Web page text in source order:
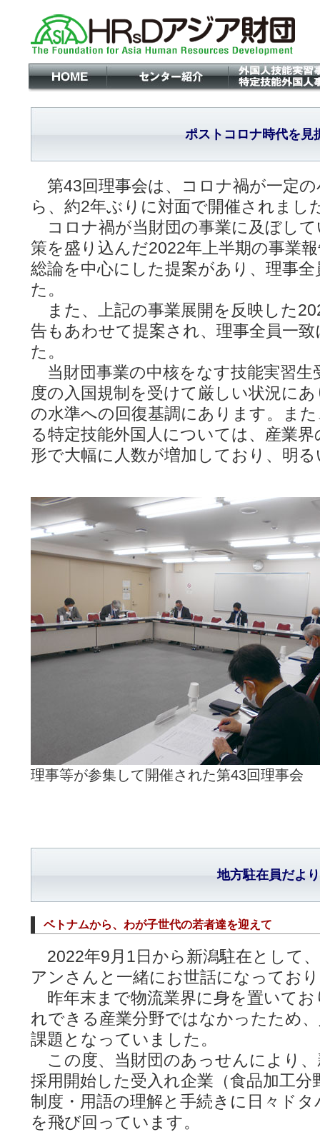
ポストコロナ時代を見
第43回理事会は、コロナ禍が一定
ら、約2年ぶりに対面で開催されまし
コロナ禍が当財団の事業に及ぼし
策を盛り込んだ2022年上半期の事業
総論を中心にした提案があり、理事
た。
また、上記の事業展開を反映した
告もあわせて提案され、理事全員一
た。
当財団事業の中核をなす技能実習生
度の入国規制を受けて厳しい状況に
の水準への回復基調にあります。ま
る特定技能外国人については、産業
形で大幅に人数が増加しており、明
理事等が参集して開催された第43回理事会
地方駐在員だより
ベトナムから、わが子世代の若者達を迎えて
2022年9月1日から新潟駐在として
アンさんと一緒にお世話になってお
昨年末まで物流業界に身を置いてお
れできる産業分野ではなかったため
課題となっていました。
この度、当財団のあっせんにより、
採用開始した受入れ企業（食品加工
制度・用語の理解と手続きに日々ド
を飛び回っています。